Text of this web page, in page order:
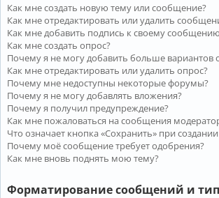
Как мне создать новую тему или сообщение?
Как мне отредактировать или удалить
Как мне добавить подпись к своему
Как мне создать опрос?
Почему я не могу добавить больше вариантов
Как мне отредактировать или удалить опрос?
Почему мне недоступны некоторые форумы?
Почему я не могу добавлять вложения?
Почему я получил предупреждение?
Как мне пожаловаться на сообщения
Что означает кнопка «Сохранить» при
Почему моё сообщение требует одобрения?
Как мне вновь поднять мою тему?
Форматирование сообщений и